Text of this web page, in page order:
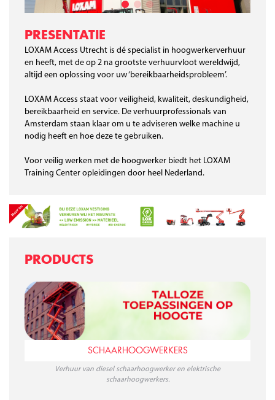
PRESENTATIE
LOXAM Access Utrecht is dé specialist in hoogwerkerverhuur
en heeft, met de op 2 na grootste verhuurvloot wereldwijd,
altijd een oplossing voor uw ‘bereikbaarheidsprobleem’.
LOXAM Access staat voor veiligheid, kwaliteit, deskundigheid,
bereikbaarheid en service. De verhuurprofessionals van
Amsterdam staan klaar om u te adviseren welke machine u
nodig heeft en hoe deze te gebruiken.
Voor veilig werken met de hoogwerker biedt het LOXAM
Training Center opleidingen door heel Nederland.
PRODUCTS
SCHAARHOOGWERKERS
Verhuur van diesel schaarhoogwerker en elektrische
schaarhoogwerkers.